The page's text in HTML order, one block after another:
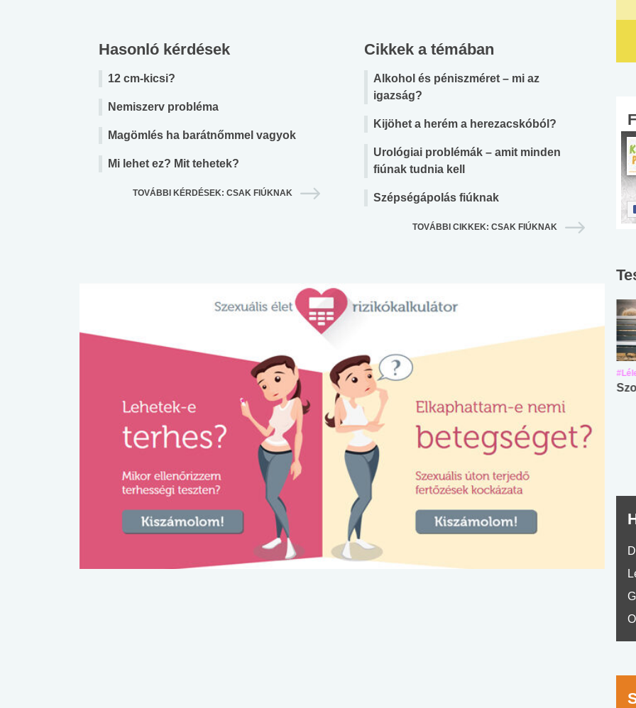
Hasonló kérdések
12 cm-kicsi?
Nemiszerv probléma
Magömlés ha barátnőmmel vagyok
Mi lehet ez? Mit tehetek?
TOVÁBBI KÉRDÉSEK: CSAK FIÚKNAK
Cikkek a témában
Alkohol és péniszméret – mi az
igazság?
Kijöhet a herém a herezacskóból?
Urológiai problémák – amit minden
fiúnak tudnia kell
Szépségápolás fiúknak
TOVÁBBI CIKKEK: CSAK FIÚKNAK
lábnyomod?
#Betegségek
Elsősegély
tudásteszt
#Suli, munka
Angol középfokú
nyelvvizsga teszt -
No.42
teszt